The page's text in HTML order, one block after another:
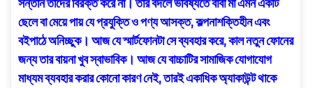
সন্তান তাদের বিরক্ত করে না। তার বদলে ভবিষ্যতে বাবা মা এমন একটি
ছেলে বা মেয়ে পায় যে প্রযুক্তি ও পণ্য আসক্ত, কল্পনাশক্তিহীন এবং
বইপাঠে অনিচ্ছুক। আজ যে স্মার্টফোনটা সে ব্যবহার করে, কাল নতুন ফোনের
জন্য তার বায়না খুব স্বাভাবিক। আজ যে বাচ্চাটির সামাজিক যোগাযোগ
মাধ্যম ব্যবহার করার কোনো কারণ নেই, তারই একাধিক অ্যাকাউন্ট থাকে